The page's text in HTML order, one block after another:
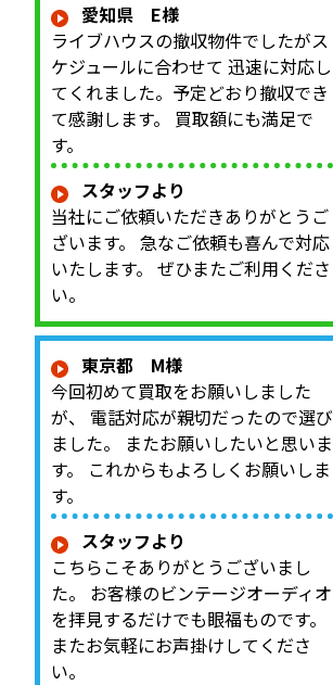
愛知県 E様
ライブハウスの撤収物件でしたがス
ケジュールに合わせて 迅速に対応し
てくれました。予定どおり撤収でき
て感謝します。 買取額にも満足で
す。
スタッフより
当社にご依頼いただきありがとうご
ざいます。 急なご依頼も喜んで対応
いたします。 ぜひまたご利用くださ
い。
東京都 M様
今回初めて買取をお願いしました
が、 電話対応が親切だったので選び
ました。 またお願いしたいと思いま
す。 これからもよろしくお願いしま
す。
スタッフより
こちらこそありがとうございまし
た。 お客様のビンテージオーディオ
を拝見するだけでも眼福ものです。
またお気軽にお声掛けしてくださ
い。